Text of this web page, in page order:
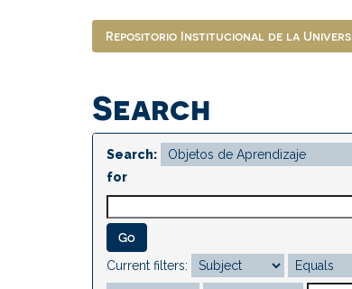
Repositorio Institucional de la
Search
Search:
for
Current filters: